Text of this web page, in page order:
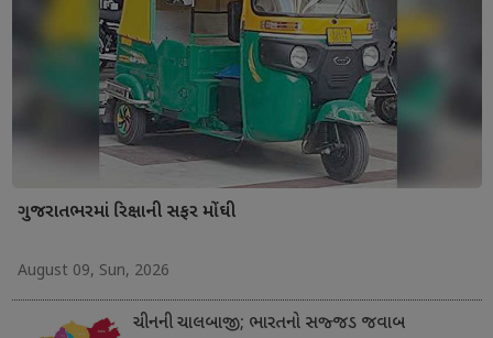
ગુજરાતભરમાં રિક્ષાની સફર મોંઘી
August 09, Sun, 2026
ચીનની ચાલબાજી; ભારતનો સજ્જડ જવાબ